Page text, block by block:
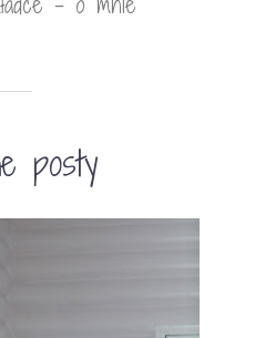
posty